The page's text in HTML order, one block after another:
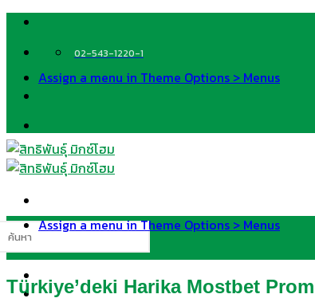
Skip
content
02-543-1220-1
Assign a menu in Theme Options > Menus
Assign a menu in Theme Options > Menus
Türkiye’deki Harika Mostbet